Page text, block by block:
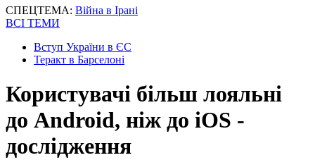
СПЕЦТЕМА: Війна в Ірані
ВСІ ТЕМИ
Вступ України в ЄС
Теракт в Барселоні
Користувачі більш лояльні
до Android, ніж до iOS -
дослідження